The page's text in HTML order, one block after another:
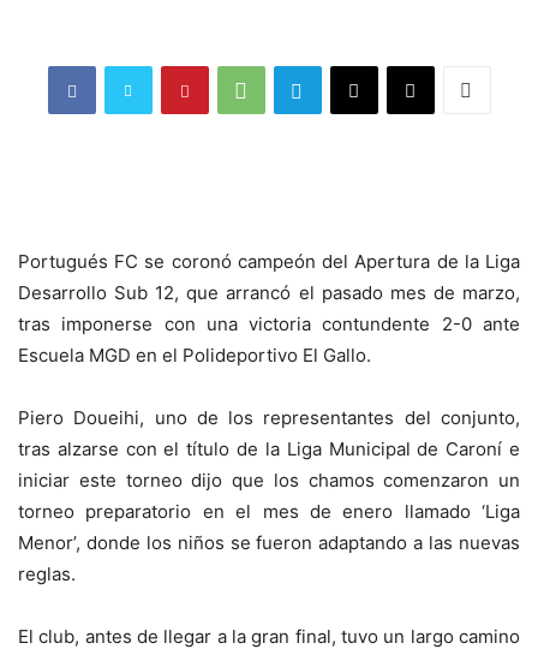
Portugués FC se coronó campeón del Apertura de la Liga
Desarrollo Sub 12, que arrancó el pasado mes de marzo,
tras imponerse con una victoria contundente 2-0 ante
Escuela MGD en el Polideportivo El Gallo.
Piero Doueihi, uno de los representantes del conjunto,
tras alzarse con el título de la Liga Municipal de Caroní e
iniciar este torneo dijo que los chamos comenzaron un
torneo preparatorio en el mes de enero llamado ‘Liga
Menor’, donde los niños se fueron adaptando a las nuevas
reglas.
El club, antes de llegar a la gran final, tuvo un largo camino